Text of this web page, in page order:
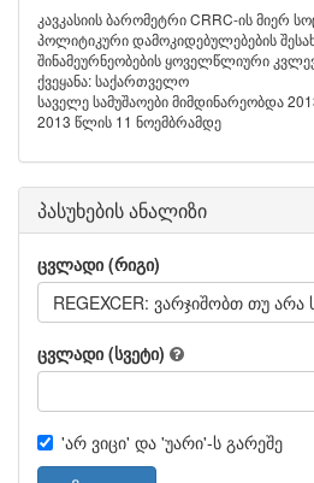
კავკასიის ბარომეტრი CRRC-ის მიერ
პოლიტიკური დამოკიდებულებების
შინამეურნეობების ყოველწლიური
ქვეყანა: საქართველო
საველე სამუშაოები მიმდინარეობდა
2013 წლის 11 ნოემბრამდე
პასუხების ანალიზი
ცვლადი (რიგი)
REGEXCER: ვარჯიშობთ თუ არა
ცვლადი (სვეტი)
'არ ვიცი' და 'უარი'-ს გარეშე